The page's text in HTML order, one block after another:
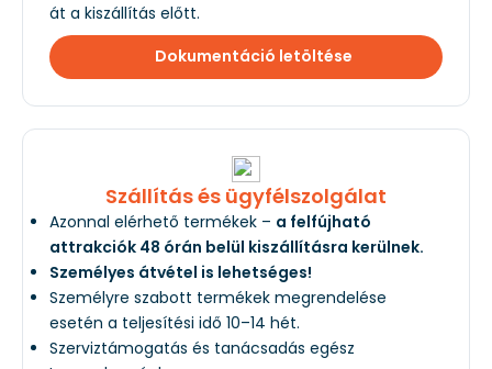
át a kiszállítás előtt.
Dokumentáció letöltése
Szállítás és ügyfélszolgálat
Azonnal elérhető termékek – a felfújható
attrakciók 48 órán belül kiszállításra kerülnek.
Személyes átvétel is lehetséges!
Személyre szabott termékek megrendelése
esetén a teljesítési idő 10–14 hét.
Szerviztámogatás és tanácsadás egész